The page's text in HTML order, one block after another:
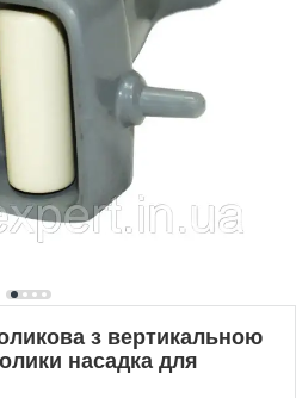
з вертикальною
насадка для